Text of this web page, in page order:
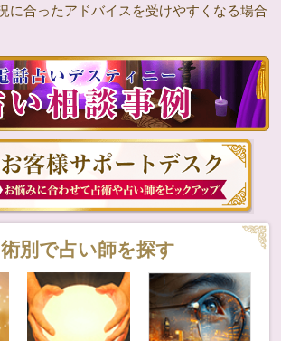
に合ったアドバイスを受けやすくなる場合
別で占い師を探す